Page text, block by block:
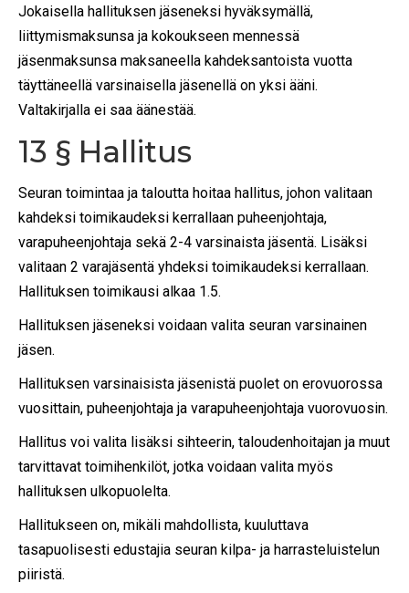
Jokaisella hallituksen jäseneksi hyväksymällä,
liittymismaksunsa ja kokoukseen mennessä
jäsenmaksunsa maksaneella kahdeksantoista vuotta
täyttäneellä varsinaisella jäsenellä on yksi ääni.
Valtakirjalla ei saa äänestää.
13 § Hallitus
Seuran toimintaa ja taloutta hoitaa hallitus, johon valitaan
kahdeksi toimikaudeksi kerrallaan puheenjohtaja,
varapuheenjohtaja sekä 2-4 varsinaista jäsentä. Lisäksi
valitaan 2 varajäsentä yhdeksi toimikaudeksi kerrallaan.
Hallituksen toimikausi alkaa 1.5.
Hallituksen jäseneksi voidaan valita seuran varsinainen
jäsen.
Hallituksen varsinaisista jäsenistä puolet on erovuorossa
vuosittain, puheenjohtaja ja varapuheenjohtaja vuorovuosin.
Hallitus voi valita lisäksi sihteerin, taloudenhoitajan ja muut
tarvittavat toimihenkilöt, jotka voidaan valita myös
hallituksen ulkopuolelta.
Hallitukseen on, mikäli mahdollista, kuuluttava
tasapuolisesti edustajia seuran kilpa- ja harrasteluistelun
piiristä.